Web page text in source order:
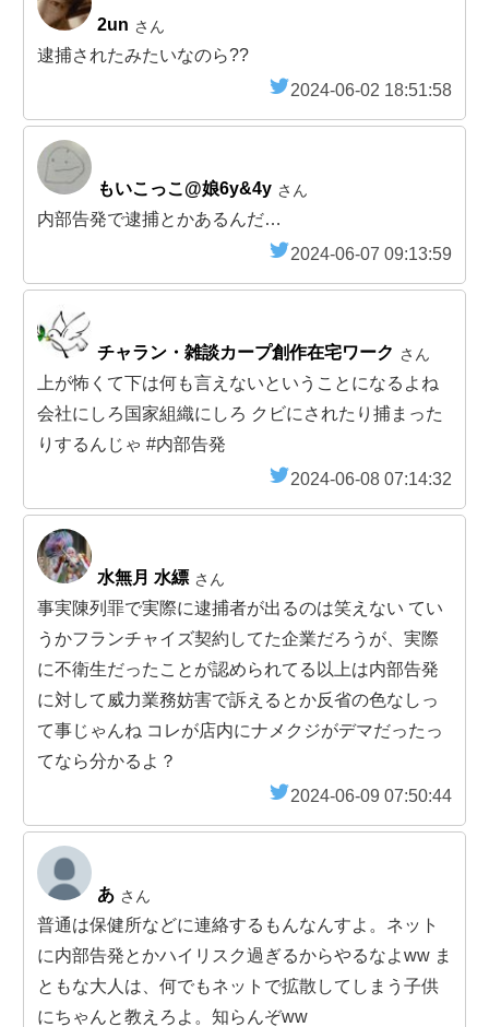
2un さん
逮捕されたみたいなのら??
2024-06-02 18:51:58
もいこっこ@娘6y&4y さん
内部告発で逮捕とかあるんだ…
2024-06-07 09:13:59
チャラン・雑談カープ創作在宅ワーク さん
上が怖くて下は何も言えないということになるよね
会社にしろ国家組織にしろ クビにされたり捕まった
りするんじゃ #内部告発
2024-06-08 07:14:32
水無月 水縹 さん
事実陳列罪で実際に逮捕者が出るのは笑えない てい
うかフランチャイズ契約してた企業だろうが、実際
に不衛生だったことが認められてる以上は内部告発
に対して威力業務妨害で訴えるとか反省の色なしっ
て事じゃんね コレが店内にナメクジがデマだったっ
てなら分かるよ？
2024-06-09 07:50:44
あ さん
普通は保健所などに連絡するもんなんすよ。ネット
に内部告発とかハイリスク過ぎるからやるなよww ま
ともな大人は、何でもネットで拡散してしまう子供
にちゃんと教えろよ。知らんぞww